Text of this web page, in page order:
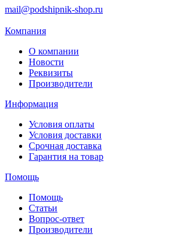
mail@podshipnik-shop.ru
Компания
О компании
Новости
Реквизиты
Производители
Информация
Условия оплаты
Условия доставки
Срочная доставка
Гарантия на товар
Помощь
Помощь
Статьи
Вопрос-ответ
Производители